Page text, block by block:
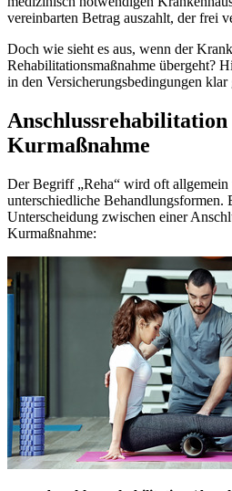
vereinbarten Betrag auszahlt, der frei
Doch wie sieht es aus, wenn der
Rehabilitationsmaßnahme übergeht?
in den Versicherungsbedingungen
Anschlussrehabilitation
Kurmaßnahme
Der Begriff „Reha“ wird oft allgemein
unterschiedliche Behandlungsformen.
Unterscheidung zwischen einer
Kurmaßnahme: